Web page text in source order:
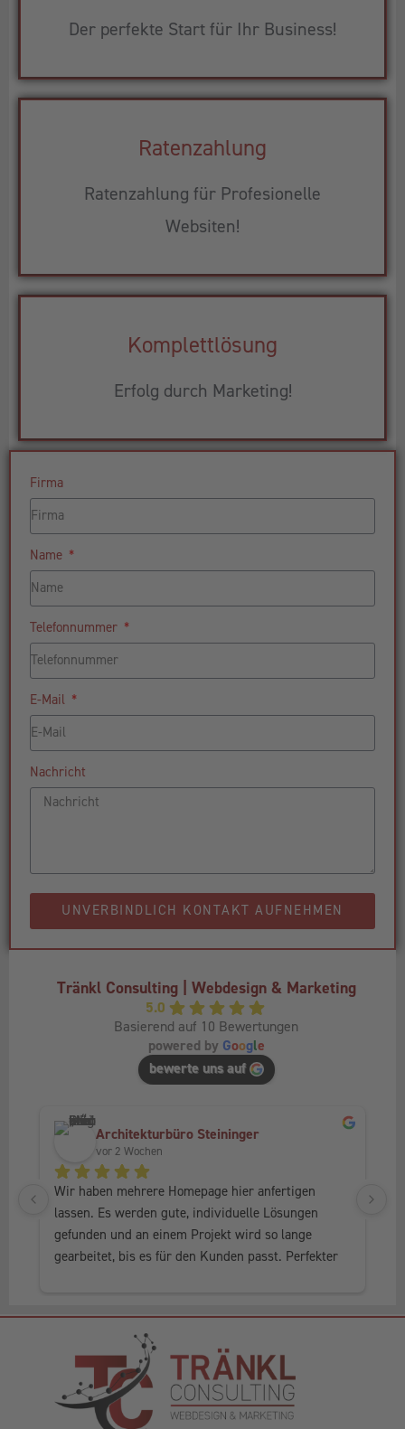
Der perfekte Start für Ihr Business!
Ratenzahlung
Ratenzahlung für Profesionelle
Websiten!
Komplettlösung
Erfolg durch Marketing!
Firma
Name
Telefonnummer
E-Mail
Nachricht
UNVERBINDLICH KONTAKT AUFNEHMEN
Tränkl Consulting | Webdesign & Marketing
5.0
Basierend auf 10 Bewertungen
powered by Google
bewerte uns auf
Architekturbüro Steininger
vor 2 Wochen
Wir haben mehrere Homepage hier anfertigen
lassen. Es werden gute, individuelle Lösungen
gefunden und an einem Projekt wird so lange
gearbeitet, bis es für den Kunden passt. Perfekter